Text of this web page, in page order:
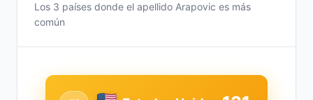
Los 3 países donde el apellido Arapovic es más
común